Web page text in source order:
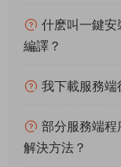
什麽叫一鍵
編譯？
我下載服務端
部分服務端
解決方法？